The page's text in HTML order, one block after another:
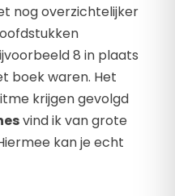
nog overzichtelijker
8 in plaats
boek waren. Het
krijgen gevolgd
vind ik van grote
kan je echt